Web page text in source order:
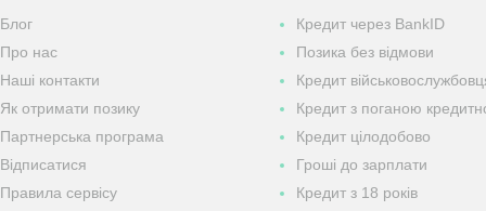
Блог
Про нас
Наші контакти
Як отримати позику
Партнерська програма
Відписатися
Правила сервісу
Кредит через BankID
Позика без відмови
Кредит
Кредит з поганою
Кредит цілодобово
Гроші до зарплати
Кредит з 18 років